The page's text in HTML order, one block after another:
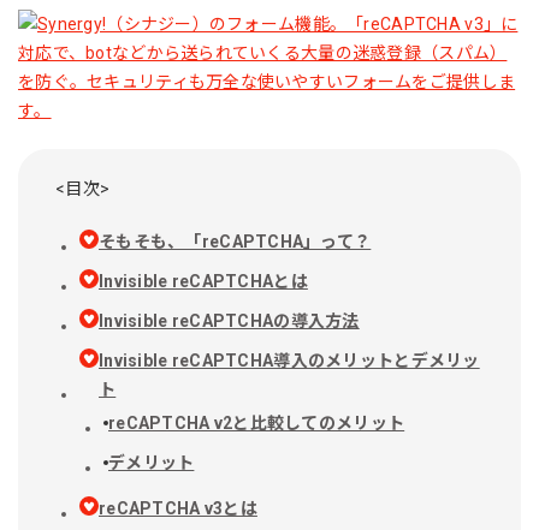
<目次>
そもそも、「reCAPTCHA」って？
Invisible reCAPTCHAとは
Invisible reCAPTCHAの導入方法
Invisible reCAPTCHA導入のメリットとデメリッ
ト
reCAPTCHA v2と比較してのメリット
デメリット
reCAPTCHA v3とは